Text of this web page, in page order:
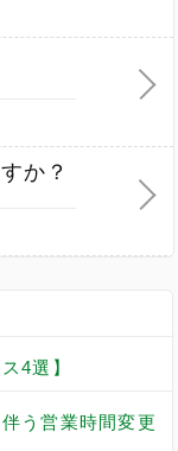
か？
4選】
う営業時間変更